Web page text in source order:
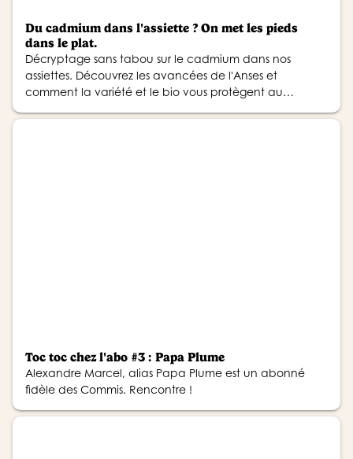
Du cadmium dans l'assiette ? On met les pieds
dans le plat.
Décryptage sans tabou sur le cadmium dans nos
assiettes. Découvrez les avancées de l'Anses et
comment la variété et le bio vous protègent au
Toc toc chez l'abo #3 : Papa Plume
Alexandre Marcel, alias Papa Plume est un abonné
fidèle des Commis. Rencontre !